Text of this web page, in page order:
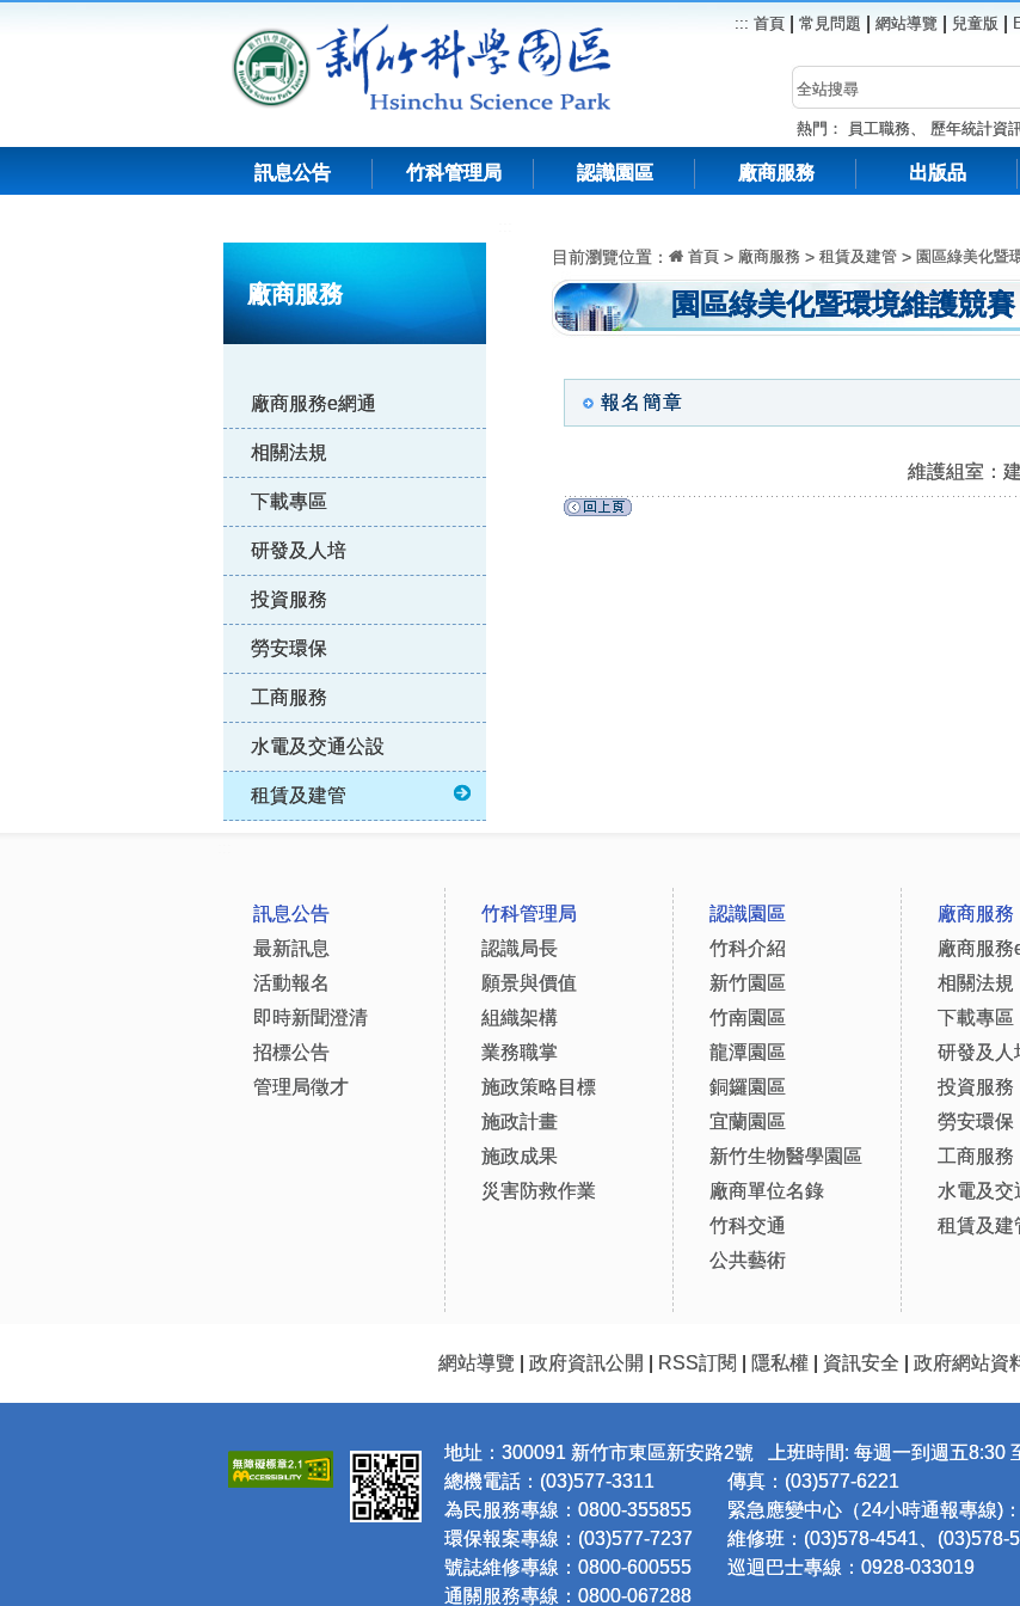
::: 首頁 常見問題 網站導覽 兒童版
熱門： 員工職務、 歷年統計資
訊息公告 竹科管理局 認識園區 廠商服務 出版品
廠商服務
廠商服務e網通
相關法規
下載專區
研發及人培
投資服務
勞安環保
工商服務
水電及交通公設
租賃及建管
目前瀏覽位置： 首頁 > 廠商服務 > 租賃及建管 > 園區綠美化暨
園區綠美化暨環境維護競賽
報名簡章
維護組室：
訊息公告
最新訊息
活動報名
即時新聞澄清
招標公告
管理局徵才
竹科管理局
認識局長
願景與價值
組織架構
業務職掌
施政策略目標
施政計畫
施政成果
災害防救作業
認識園區
竹科介紹
新竹園區
竹南園區
龍潭園區
銅鑼園區
宜蘭園區
新竹生物醫學園區
廠商單位名錄
竹科交通
公共藝術
廠商服務
廠商服務
相關法規
下載專區
研發及人
投資服務
勞安環保
工商服務
水電及交
租賃及建
網站導覽 政府資訊公開 RSS訂閱 隱私權 資訊安全 政府網站資
地址：300091 新竹市東區新安路2號 上班時間: 每週一到週五8:30
總機電話：(03)577-3311
傳真：(03)577-6221
為民服務專線：0800-355855
緊急應變中心（24小時通報專線)
環保報案專線：(03)577-7237
維修班：(03)578-4541、(03)578-
號誌維修專線：0800-600555
巡迴巴士專線：0928-033019
通關服務專線：0800-067288